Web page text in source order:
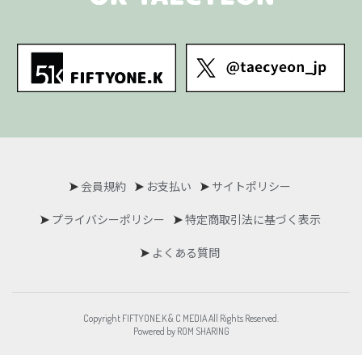
会員規約 お支払い サイトポリシー
プライバシーポリシー 特定商取引法に基づく表示
よくある質問
Copyright FIFTYONE.K & C MEDIA All Rights Reserved.
Powered by ROM SHARING